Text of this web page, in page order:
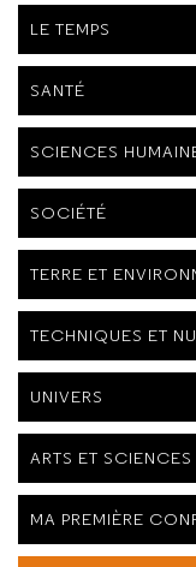
LE TEMPS
SANTÉ
SCIENCES
SOCIÉTÉ
TERRE ET
TECHNIQUES ET
UNIVERS
ARTS ET SCIENCES
MA PREMIÈRE